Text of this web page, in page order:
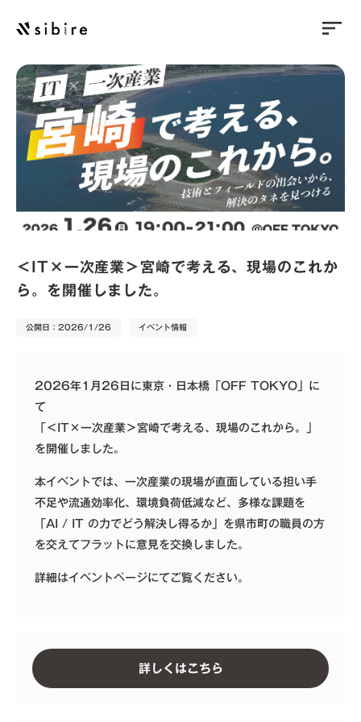
＜IT×一次産業＞宮崎で考える、現場のこれか
ら。を開催しました。
公開日：2026/1/26 イベント情報
sort
2026年1月26日に東京・日本橋「OFF TOKYO」に
て
「＜IT×一次産業＞宮崎で考える、現場のこれから。」
を開催しました。
本イベントでは、一次産業の現場が直面している担い⼿
不⾜や流通効率化、環境負荷低減など、多様な課題を
「AI / IT の⼒でどう解決し得るか」を県市町の職員の方
を交えてフラットに意見を交換しました。
詳細はイベントページにてご覧ください。
詳しくはこちら